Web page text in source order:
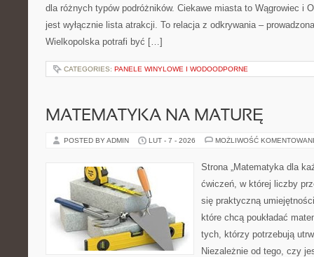
dla różnych typów podróżników. Ciekawe miasta to Wągrowiec i
jest wyłącznie lista atrakcji. To relacja z odkrywania –
Wielkopolska potrafi być […]
CATEGORIES: PANELE WINYLOWE I WODOODPORNE
MATEMATYKA NA MATURĘ
POSTED BY ADMIN LUT - 7 - 2026 MOŻLIWOŚĆ
Strona „Matematyka dla
ćwiczeń, w której liczby
się praktyczną
które chcą poukładać
tych, którzy potrzebują
Niezależnie od tego, czy